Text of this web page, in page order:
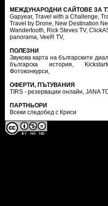
МЕЖДУНАРОДНИ САЙТОВЕ ЗА
Gapyear, Travel with a Challenge,
Travel by Drone, New Destination
Wandertooth, Rick Steves TV,
panorama, VeeR TV,
ПОЛЕЗНИ
Звукова карта на българските
българска история,
Фотоконкурси,
ОФЕРТИ, ПЪТУВАНИЯ
TIRS - резервации онлайн, JANA
ПАРТНЬОРИ
Всеки следобед с Криси